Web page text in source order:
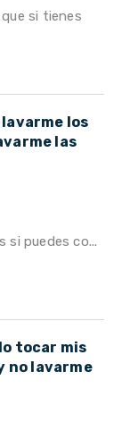
si tienes
los
las
si puedes co...
tocar mis
no lavarme